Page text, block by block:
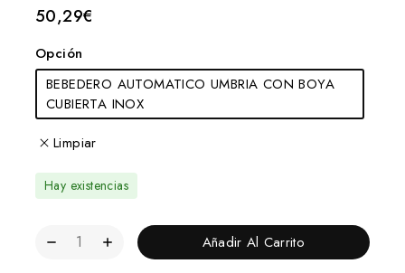
50,29€
Opción
BEBEDERO AUTOMATICO UMBRIA CON BOYA
CUBIERTA INOX
Limpiar
Hay existencias
Añadir Al Carrito